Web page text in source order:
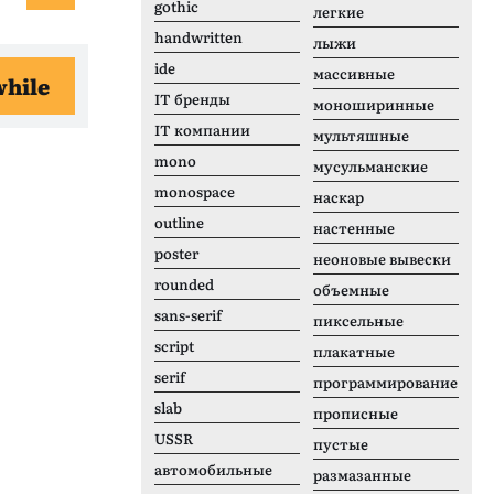
gothic
handwritten
ide
IT бренды
IT компании
mono
monospace
outline
poster
rounded
sans-serif
script
serif
slab
USSR
автомобильные
легкие
лыжи
массивные
моноширинные
мультяшные
мусульманские
наскар
настенные
неоновые вывески
объемные
пиксельные
плакатные
программирование
прописные
пустые
размазанные